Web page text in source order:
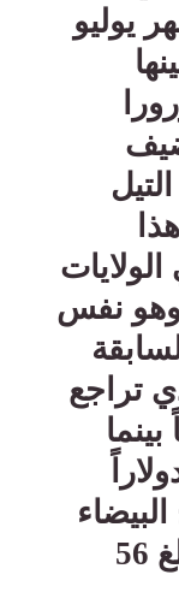
يوليو
دولاراً وهو نفس
تراجع
بينما
في كندا بسعر 70 دولاراً
والبنية بأسعار مخفضة تبلغ 56